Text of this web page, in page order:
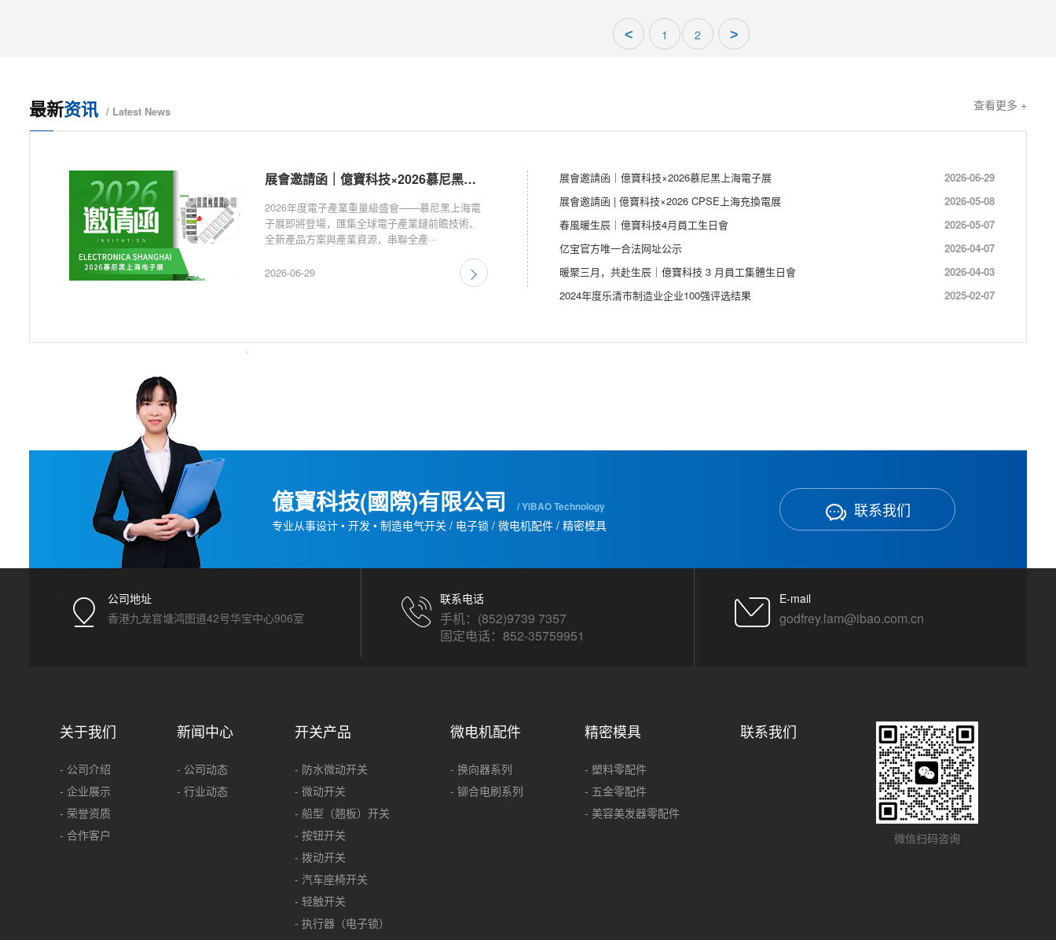
< 1 2 >
最新资讯 / Latest News 查看更多 +
展會邀請函｜億寶科技×2026慕尼黑上海電子展
2026年度電子產業重量級盛會——慕尼黑上海電
子展即將登場，匯集全球電子產業鏈前瞻技術、
全新產品方案與產業資源，串聯全產···
2026-06-29
展會邀請函｜億寶科技×2026慕尼黑上海電子展
2026-06-29
展會邀請函 | 億寶科技×2026 CPSE上海充換電展
2026-05-08
春風暖生辰｜億寶科技4月員工生日會
2026-05-07
亿宝官方唯一合法网址公示
2026-04-07
暖聚三月，共赴生辰｜億寶科技 3 月員工集體生日會
2026-04-03
2024年度乐清市制造业企业100强评选结果
2025-02-07
億寶科技(國際)有限公司 / YIBAO Technology
专业从事设计 • 开发 • 制造电气开关 / 电子锁 / 微电机配件 / 精密模具
联系我们
公司地址
香港九龙官塘鸿图道42号华宝中心906室
联系电话
手机：(852)9739 7357
固定电话：852-35759951
E-mail
godfrey.lam@ibao.com.cn
关于我们
- 公司介绍
- 企业展示
- 荣誉资质
- 合作客户
新闻中心
- 公司动态
- 行业动态
开关产品
- 防水微动开关
- 微动开关
- 船型（翘板）开关
- 按钮开关
- 拨动开关
- 汽车座椅开关
- 轻触开关
- 执行器（电子锁）
微电机配件
- 换向器系列
- 铆合电刷系列
精密模具
- 塑料零配件
- 五金零配件
- 美容美发器零配件
联系我们
微信扫码咨询